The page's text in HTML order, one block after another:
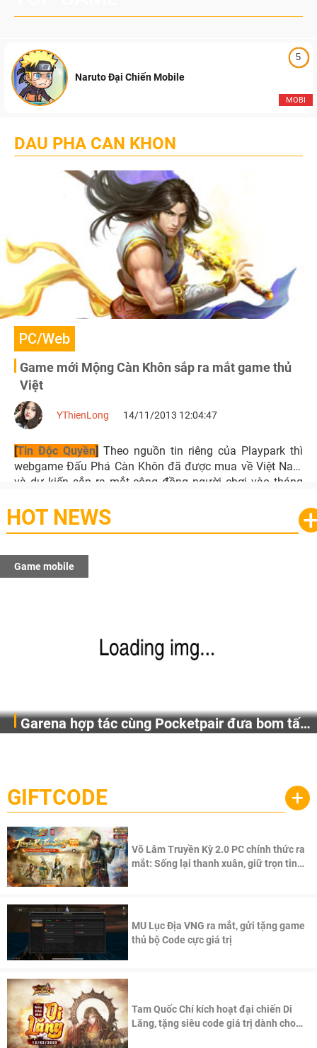
5
MOBI
Naruto Đại Chiến Mobile
DAU PHA CAN KHON
PC/Web
Game mới Mộng Càn Khôn sắp ra mắt game thủ
Việt
YThienLong 14/11/2013 12:04:47
[Tin Độc Quyền] Theo nguồn tin riêng của Playpark thì
webgame Đấu Phá Càn Khôn đã được mua về Việt Nam
và dự kiến sắp ra mắt cộng đồng người chơi vào tháng
HOT NEWS
Game mobile
Garena hợp tác cùng Pocketpair đưa bom tấn
cầu, theo giấy phép chính thức từ công ty game Nhật Bản
Pocketpair, Inc.
GIFTCODE +
Võ Lâm Truyền Kỳ 2.0 PC chính thức ra
mắt: Sống lại thanh xuân, giữ trọn tinh
MU Lục Địa VNG ra mắt, gửi tặng game
thủ bộ Code cực giá trị
Tam Quốc Chí kích hoạt đại chiến Di
Lăng, tặng siêu code giá trị dành cho